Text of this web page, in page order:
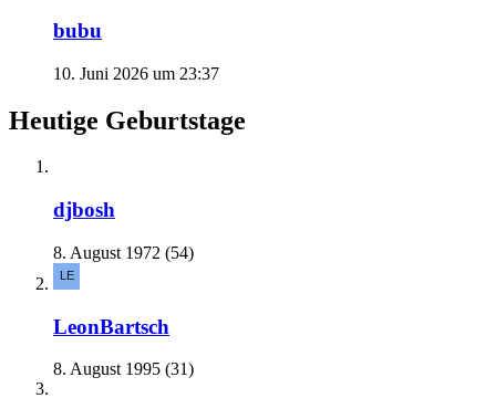
bubu
10. Juni 2026 um 23:37
Heutige Geburtstage
djbosh
8. August 1972 (54)
LeonBartsch
8. August 1995 (31)